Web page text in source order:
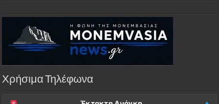
Χρήσιμα Τηλέφωνα